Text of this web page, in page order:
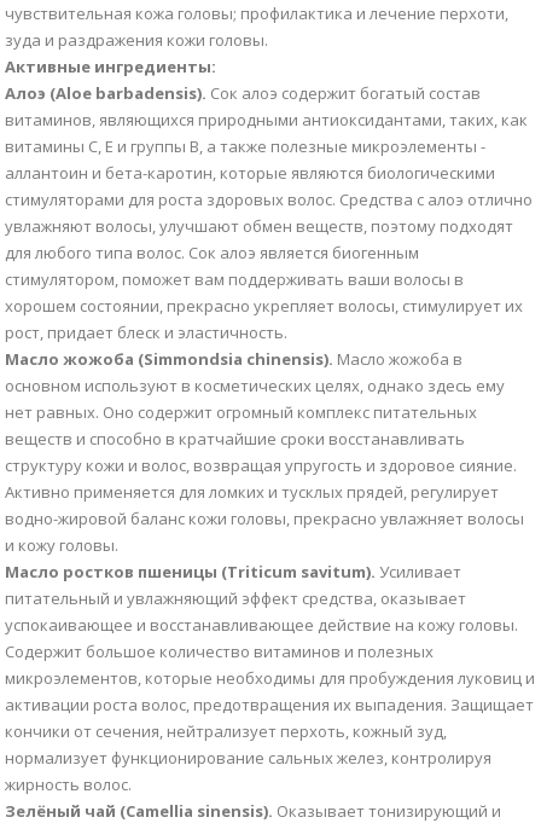
чувствительная кожа головы; профилактика и лечение перхоти,
зуда и раздражения кожи головы.
Активные ингредиенты:
Алоэ (Aloe barbadensis). Сок алоэ содержит богатый состав
витаминов, являющихся природными антиоксидантами, таких, как
витамины С, Е и группы В, а также полезные микроэлементы -
аллантоин и бета-каротин, которые являются биологическими
стимуляторами для роста здоровых волос. Средства с алоэ отлично
увлажняют волосы, улучшают обмен веществ, поэтому подходят
для любого типа волос. Сок алоэ является биогенным
стимулятором, поможет вам поддерживать ваши волосы в
хорошем состоянии, прекрасно укрепляет волосы, стимулирует их
рост, придает блеск и эластичность.
Масло жожоба (Simmondsia chinensis). Масло жожоба в
основном используют в косметических целях, однако здесь ему
нет равных. Оно содержит огромный комплекс питательных
веществ и способно в кратчайшие сроки восстанавливать
структуру кожи и волос, возвращая упругость и здоровое сияние.
Активно применяется для ломких и тусклых прядей, регулирует
водно-жировой баланс кожи головы, прекрасно увлажняет волосы
и кожу головы.
Масло ростков пшеницы (Triticum savitum). Усиливает
питательный и увлажняющий эффект средства, оказывает
успокаивающее и восстанавливающее действие на кожу головы.
Содержит большое количество витаминов и полезных
микроэлементов, которые необходимы для пробуждения луковиц и
активации роста волос, предотвращения их выпадения. Защищает
кончики от сечения, нейтрализует перхоть, кожный зуд,
нормализует функционирование сальных желез, контролируя
жирность волос.
Зелёный чай (Camellia sinensis). Оказывает тонизирующий и